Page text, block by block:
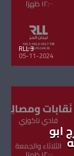
RLL 3
05-11-2024
ابو